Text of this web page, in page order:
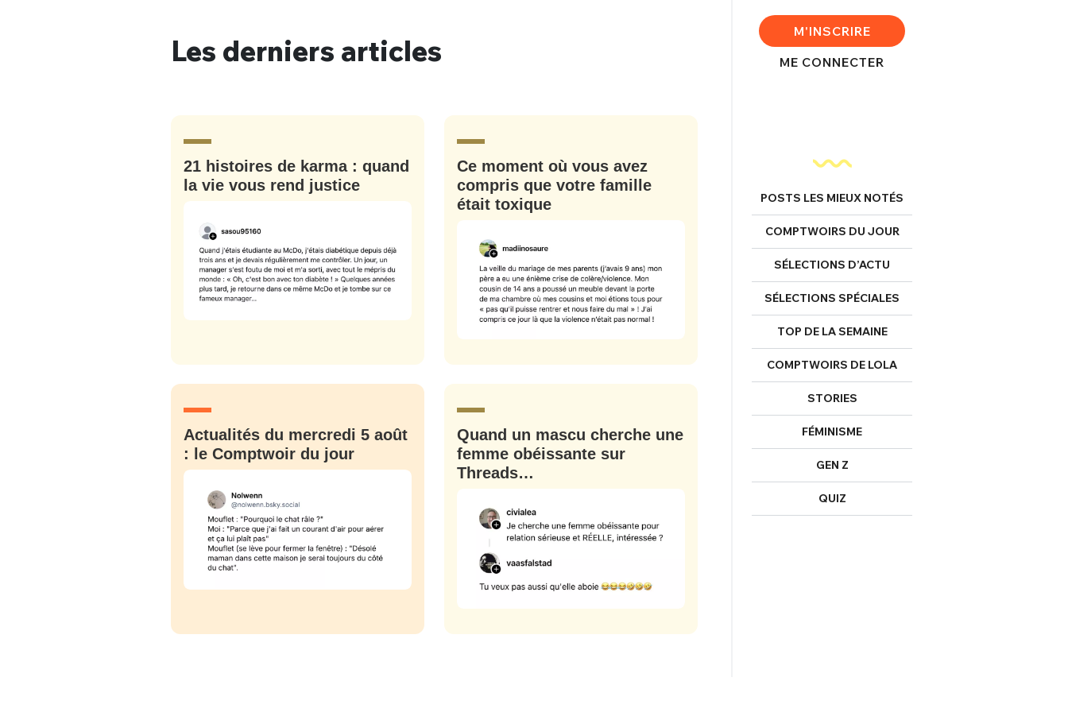
Les derniers articles
21 histoires de karma : quand
la vie vous rend justice
Ce moment où vous avez
compris que votre famille
était toxique
Actualités du mercredi 5 août
: le Comptwoir du jour
Quand un mascu cherche une
femme obéissante sur
Threads…
M'INSCRIRE
ME CONNECTER
POSTS LES MIEUX NOTÉS
COMPTWOIRS DU JOUR
SÉLECTIONS D’ACTU
SÉLECTIONS SPÉCIALES
TOP DE LA SEMAINE
COMPTWOIRS DE LOLA
STORIES
FÉMINISME
GEN Z
QUIZ
FERMER
PSEUDO *
EMAIL*
PASSWORD
PSEUDO
Mot de passe perdu ?
CONNEXION
VOTRE PARTICIPATION
Que souhaitez-vous proposer ?
Quelques
tweets
Ma propre
sélection
Un Thread
C'EST PARTI